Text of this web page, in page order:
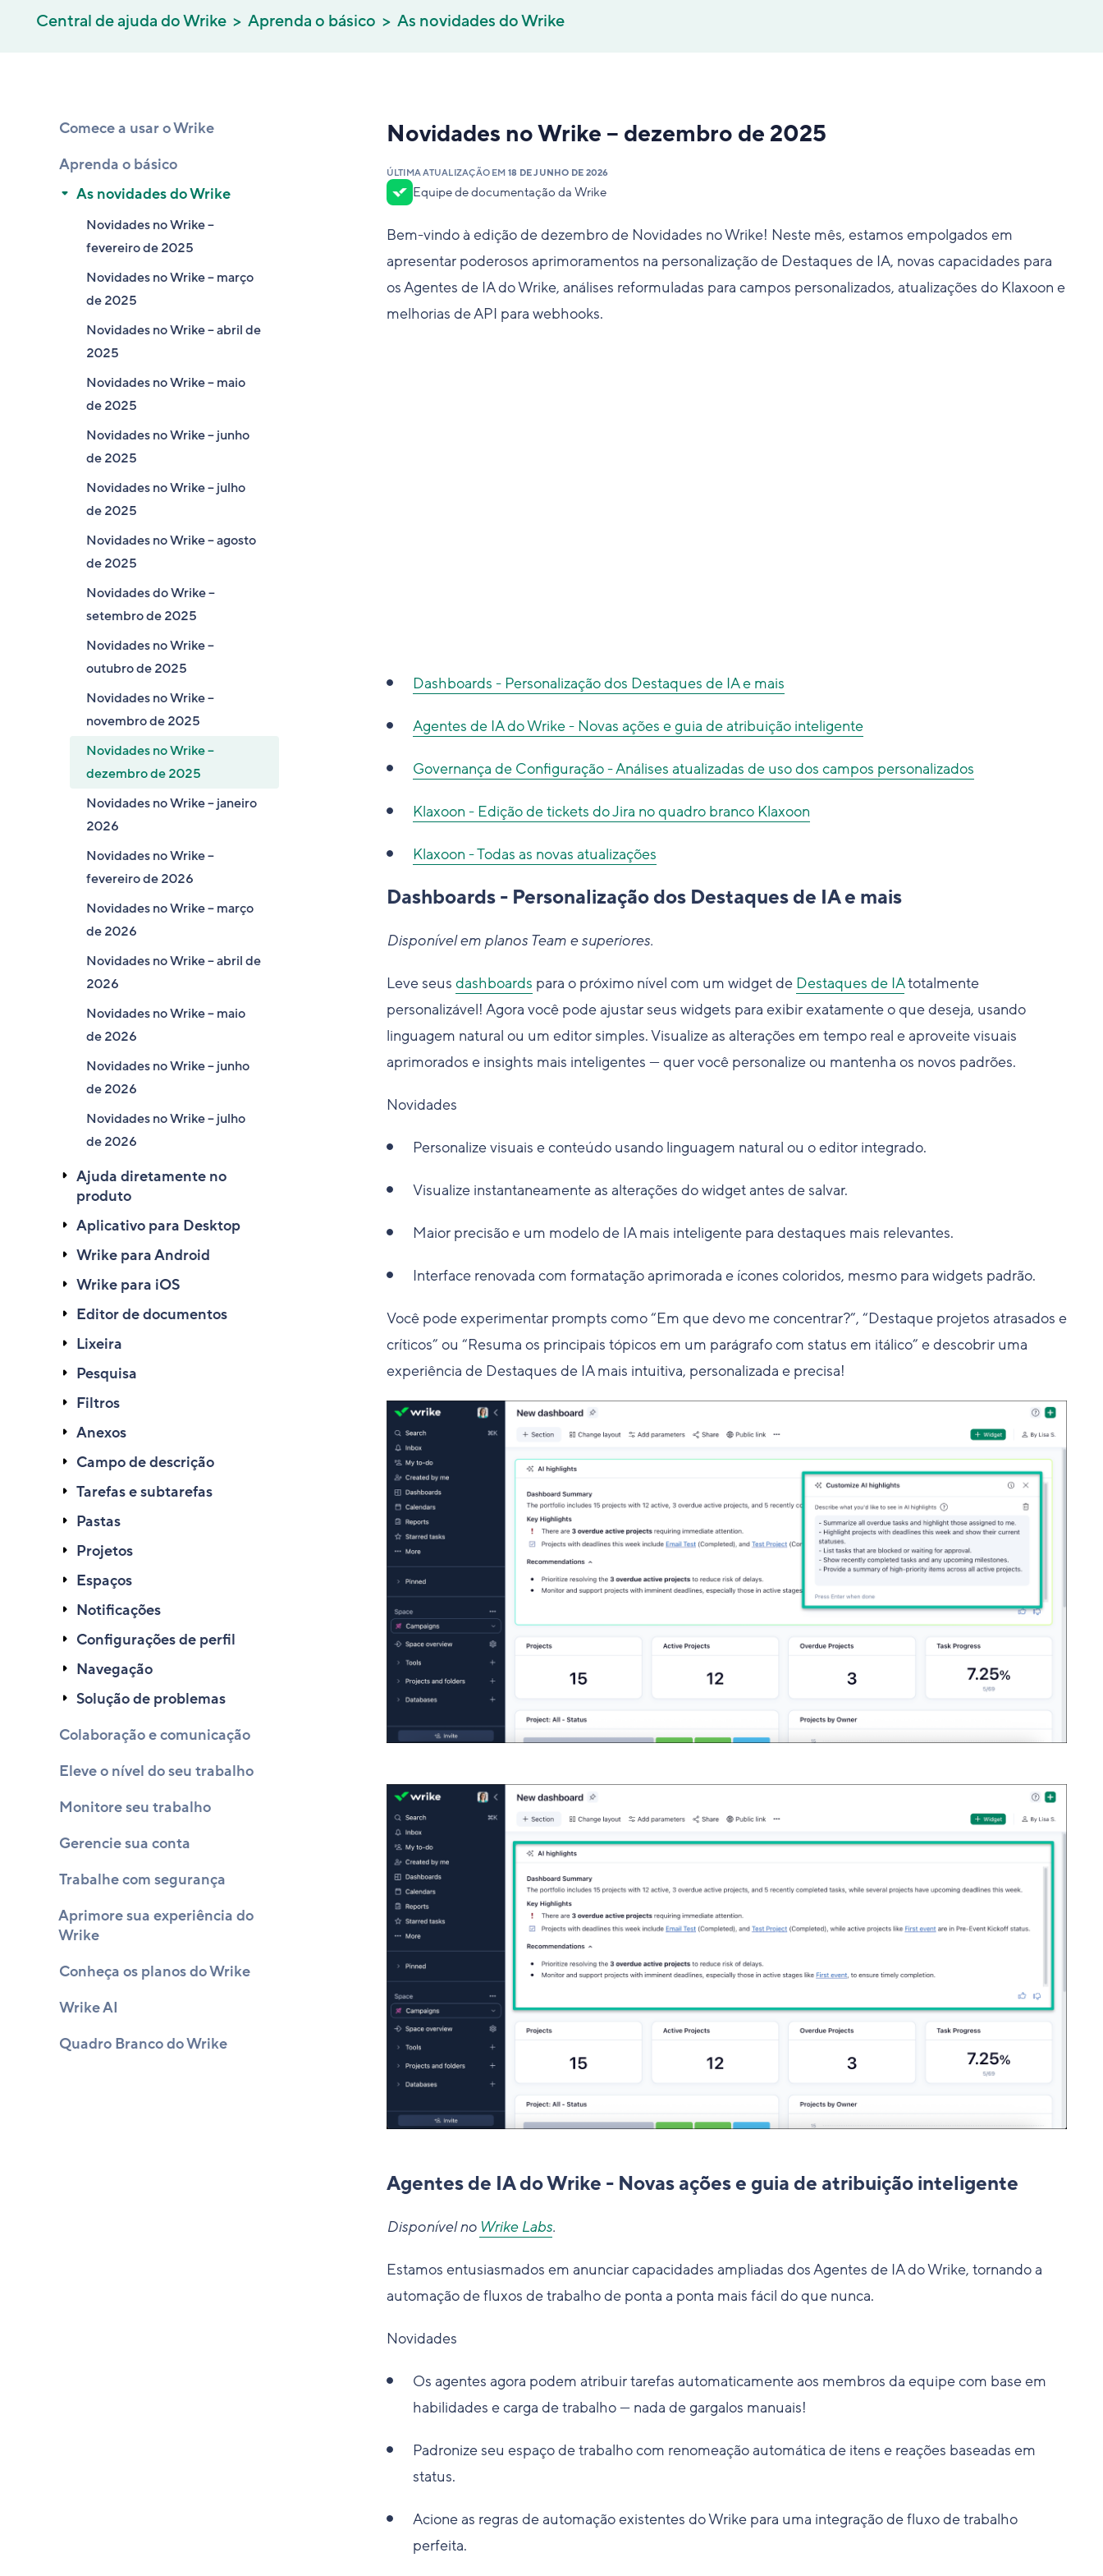
Central de ajuda do Wrike Aprenda o básico As novidades do Wrike
Comece a usar o Wrike
Aprenda o básico
As novidades do Wrike
Novidades no Wrike –
fevereiro de 2025
Novidades no Wrike – março
de 2025
Novidades no Wrike – abril de
2025
Novidades no Wrike – maio
de 2025
Novidades no Wrike – junho
de 2025
Novidades no Wrike – julho
de 2025
Novidades no Wrike – agosto
de 2025
Novidades do Wrike –
setembro de 2025
Novidades no Wrike –
outubro de 2025
Novidades no Wrike –
novembro de 2025
Novidades no Wrike –
dezembro de 2025
Novidades no Wrike – janeiro
2026
Novidades no Wrike –
fevereiro de 2026
Novidades no Wrike – março
de 2026
Novidades no Wrike – abril de
2026
Novidades no Wrike – maio
de 2026
Novidades no Wrike – junho
de 2026
Novidades no Wrike – julho
de 2026
Ajuda diretamente no
produto
Aplicativo para Desktop
Wrike para Android
Wrike para iOS
Editor de documentos
Lixeira
Pesquisa
Filtros
Anexos
Campo de descrição
Tarefas e subtarefas
Pastas
Projetos
Espaços
Notificações
Configurações de perfil
Navegação
Solução de problemas
Colaboração e comunicação
Eleve o nível do seu trabalho
Monitore seu trabalho
Gerencie sua conta
Trabalhe com segurança
Aprimore sua experiência do
Wrike
Conheça os planos do Wrike
Wrike AI
Quadro Branco do Wrike
Novidades no Wrike – dezembro de 2025
ÚLTIMA ATUALIZAÇÃO EM 18 DE JUNHO DE 2026
Equipe de documentação da Wrike
Bem-vindo à edição de dezembro de Novidades no Wrike! Neste mês, estamos empolgados em
apresentar poderosos aprimoramentos na personalização de Destaques de IA, novas capacidades para
os Agentes de IA do Wrike, análises reformuladas para campos personalizados, atualizações do Klaxoon e
melhorias de API para webhooks.
Dashboards - Personalização dos Destaques de IA e mais
Agentes de IA do Wrike - Novas ações e guia de atribuição inteligente
Governança de Configuração - Análises atualizadas de uso dos campos personalizados
Klaxoon - Edição de tickets do Jira no quadro branco Klaxoon
Klaxoon - Todas as novas atualizações
Dashboards - Personalização dos Destaques de IA e mais
Disponível em planos Team e superiores.
Leve seus dashboards para o próximo nível com um widget de Destaques de IAtotalmente
personalizável! Agora você pode ajustar seus widgets para exibir exatamente o que deseja, usando
linguagem natural ou um editor simples. Visualize as alterações em tempo real e aproveite visuais
aprimorados e insights mais inteligentes — quer você personalize ou mantenha os novos padrões.
Novidades
Personalize visuais e conteúdo usando linguagem natural ou o editor integrado.
Visualize instantaneamente as alterações do widget antes de salvar.
Maior precisão e um modelo de IA mais inteligente para destaques mais relevantes.
Interface renovada com formatação aprimorada e ícones coloridos, mesmo para widgets padrão.
Você pode experimentar prompts como “Em que devo me concentrar?”, “Destaque projetos atrasados e
críticos” ou “Resuma os principais tópicos em um parágrafo com status em itálico” e descobrir uma
experiência de Destaques de IA mais intuitiva, personalizada e precisa!
Agentes de IA do Wrike - Novas ações e guia de atribuição inteligente
Disponível no Wrike Labs.
Estamos entusiasmados em anunciar capacidades ampliadas dos Agentes de IA do Wrike, tornando a
automação de fluxos de trabalho de ponta a ponta mais fácil do que nunca.
Novidades
Os agentes agora podem atribuir tarefas automaticamente aos membros da equipe com base em
habilidades e carga de trabalho — nada de gargalos manuais!
Padronize seu espaço de trabalho com renomeação automática de itens e reações baseadas em
status.
Acione as regras de automação existentes do Wrike para uma integração de fluxo de trabalho
perfeita.